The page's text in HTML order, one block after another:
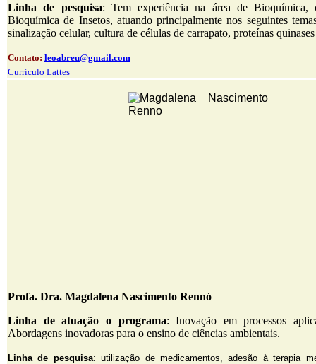
Linha de pesquisa: Tem experiência na área de Bioquímica,
Bioquímica de Insetos, atuando principalmente nos seguintes
sinalização celular, cultura de células de carrapato, proteínas
Contato: leoabreu@gmail.com
Currículo Lattes
Profa. Dra. Magdalena Nascimento Rennó
Linha de atuação o programa: Inovação em processos
Abordagens inovadoras para o ensino de ciências ambientais.
Linha de pesquisa: utilização de medicamentos, adesão à terapia